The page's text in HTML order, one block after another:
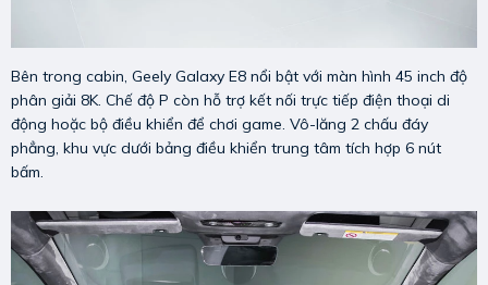
Bên trong cabin, Geely Galaxy E8 nổi bật với màn hình 45 inch độ
phân giải 8K. Chế độ P còn hỗ trợ kết nối trực tiếp điện thoại di
động hoặc bộ điều khiển để chơi game. Vô-lăng 2 chấu đáy
phẳng, khu vực dưới bảng điều khiển trung tâm tích hợp 6 nút
bấm.